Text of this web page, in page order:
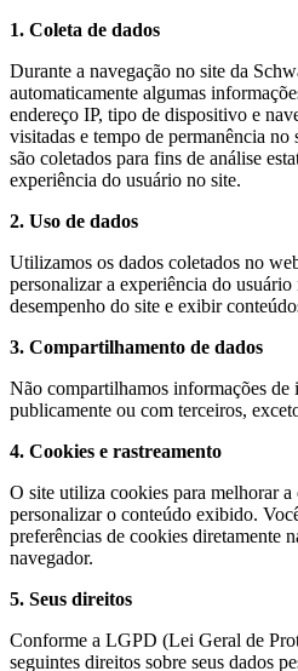
1. Coleta de dados
Durante a navegação no site da
automaticamente algumas
endereço IP, tipo de dispositivo e
visitadas e tempo de permanência no
são coletados para fins de análise
experiência do usuário no site.
2. Uso de dados
Utilizamos os dados coletados no
personalizar a experiência do
desempenho do site e exibir
3. Compartilhamento de dados
Não compartilhamos informações de
publicamente ou com terceiros,
4. Cookies e rastreamento
O site utiliza cookies para melhorar
personalizar o conteúdo exibido.
preferências de cookies diretamente
navegador.
5. Seus direitos
Conforme a LGPD (Lei Geral de
seguintes direitos sobre seus dados